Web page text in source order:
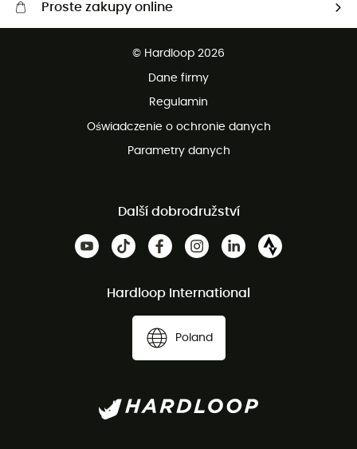
Proste zakupy online
100 dni na bezpłatny zwrot
© Hardloop 2026
Dane firmy
Regulamin
Oświadczenie o ochronie danych
Parametry danych
Další dobrodružství
Hardloop International
Poland